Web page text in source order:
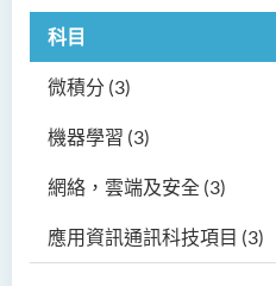
科目
微積分 (3)
機器學習 (3)
網絡，雲端及安全 (3)
應用資訊通訊科技項目 (3)